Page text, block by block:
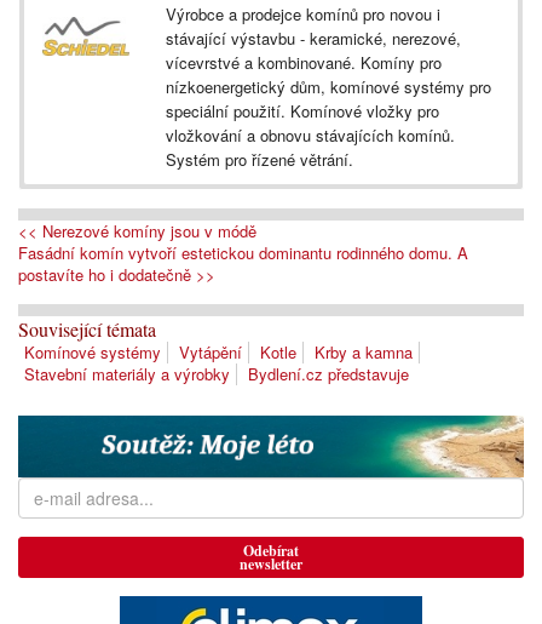
Výrobce a prodejce komínů pro novou i
stávající výstavbu - keramické, nerezové,
vícevrstvé a kombinované. Komíny pro
nízkoenergetický dům, komínové systémy pro
speciální použití. Komínové vložky pro
vložkování a obnovu stávajících komínů.
Systém pro řízené větrání.
<< Nerezové komíny jsou v módě
Fasádní komín vytvoří estetickou dominantu rodinného domu. A
postavíte ho i dodatečně >>
Související témata
Komínové systémy Vytápění Kotle
Krby a kamna
Stavební materiály a výrobky
Bydlení.cz představuje
Odebírat
newsletter